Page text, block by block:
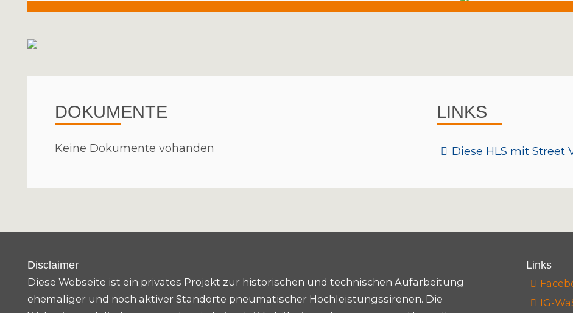
DOKUMENTE
Keine Dokumente vohanden
LINKS
Diese HLS mit Street
Disclaimer
Diese Webseite ist ein privates Projekt zur historischen und technischen Aufarbeitung
ehemaliger und noch aktiver Standorte pneumatischer Hochleistungssirenen. Die
Links
IG-